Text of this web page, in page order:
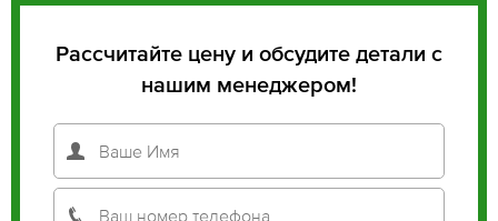
Рассчитайте цену и обсудите детали с
нашим менеджером!